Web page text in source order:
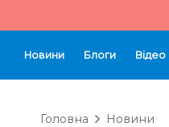
Новини Блоги Відео
Головна Новини